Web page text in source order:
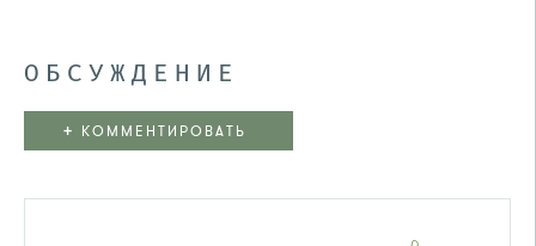
ОБСУЖДЕНИЕ
+ КОММЕНТИРОВАТЬ